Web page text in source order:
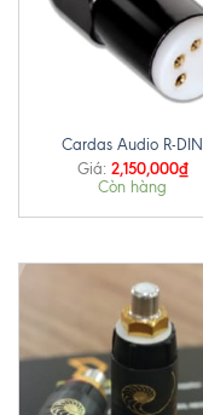
Cardas Audio R-DIN
Giá: 2,150,000₫
Còn hàng